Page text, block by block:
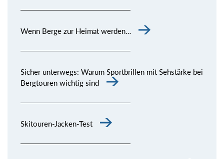
Wenn Berge zur Heimat werden…
Sicher unterwegs: Warum Sportbrillen mit Sehstärke bei
Bergtouren wichtig sind
Skitouren-Jacken-Test